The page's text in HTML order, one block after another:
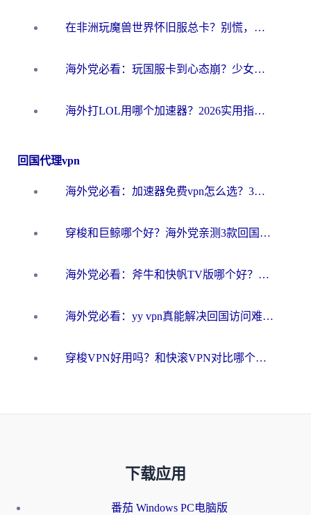
在非洲玩魔兽世界怀旧服总卡？别慌，这份指南帮你丝滑开荒
海外党必看：玩国服卡到心态崩？少女前线云图计划加速器免费推荐+碧蓝航线足球世界流畅攻略
海外打LOL用哪个加速器？2026实用指南：从延迟到设备适配，一篇解决你的国服游戏痛点
回国代理vpn
海外党必看：加速器免费vpn怎么选？3步教你无缝访问国内资源
穿梭和巨鲸哪个好？海外党亲测3款回国加速器，教你避开90%的坑
海外党必看：斧牛和快帆TV版哪个好？3分钟选对回国加速器，无缝刷B站、追热剧
海外党必看：yy vpn真能解决回国访问难题？附云极initap测评+免费方案对比
穿梭VPN好用吗？和快滚VPN对比哪个回国效果更好？海外党选回国加速器必看指南
下载应用
番茄 Windows PC电脑版